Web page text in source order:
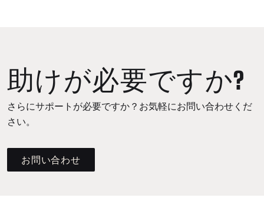
助けが必要ですか?
さらにサポートが必要ですか？お気軽にお問い合わせくだ
さい。
お問い合わせ